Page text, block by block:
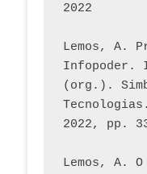
2022
Lemos, A.
Infopoder.
(org.).
2022, pp.
Lemos, A. O